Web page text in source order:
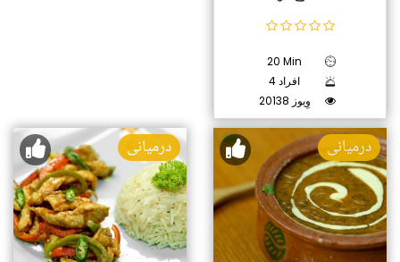
20 Min
4 افراد
20138 وِیوز
درمیانی درمیانی